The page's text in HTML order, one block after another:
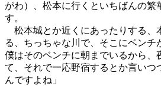
がわ）、松本に行くといちばんの繁
す。
松本城とか近くにあったりする、
る、ちっちゃな川で、そこにベンチ
僕はそのベンチに朝までいるから、
て、それで一応野宿するとか言いつ
んですよね」